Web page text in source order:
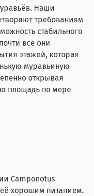
Наши
требованиям
стабильного
все они
этажей, которая
муравьиную
открывая
площадь по мере
Camponotus
хорошим питанием.